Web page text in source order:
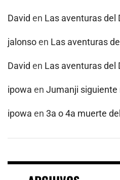
David en Las aventuras del
jalonsoen Las aventuras
David en Las aventuras del
ipowa en Jumanji siguiente
ipowa en 3a o 4a muerte